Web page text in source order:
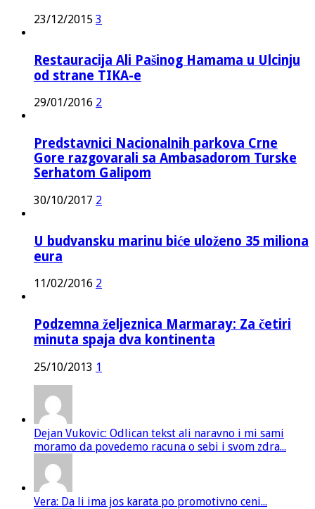
23/12/2015 3
Restauracija Ali Pašinog Hamama u Ulcinju
od strane TIKA-e
29/01/2016 2
Predstavnici Nacionalnih parkova Crne
Gore razgovarali sa Ambasadorom Turske
Serhatom Galipom
30/10/2017 2
U budvansku marinu biće uloženo 35 miliona
eura
11/02/2016 2
Podzemna željeznica Marmaray: Za četiri
minuta spaja dva kontinenta
25/10/2013 1
Dejan Vukovic: Odlican tekst ali naravno i mi sami
moramo da povedemo racuna o sebi i svom zdra...
Vera: Da li ima jos karata po promotivno ceni...